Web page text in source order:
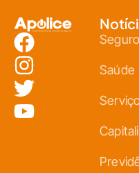
Saúde